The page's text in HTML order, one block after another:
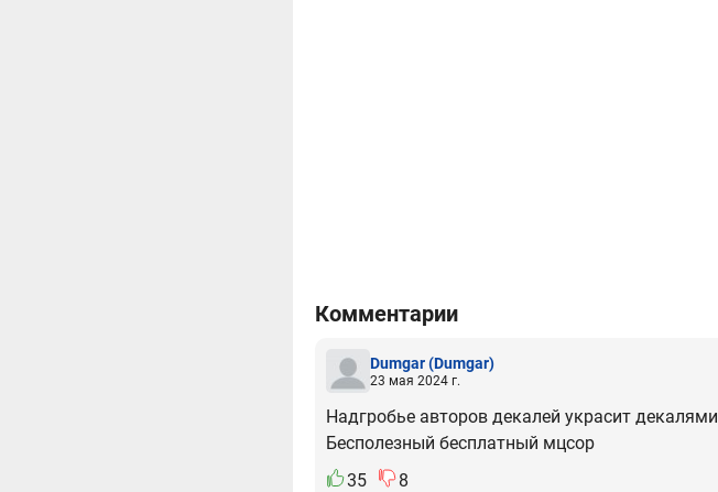
Комментарии
Dumgar(Dumgar)
23 мая 2024 г.
Надгробье авторов декалей украсит декалями
Бесполезный бесплатный мцсор
35
8